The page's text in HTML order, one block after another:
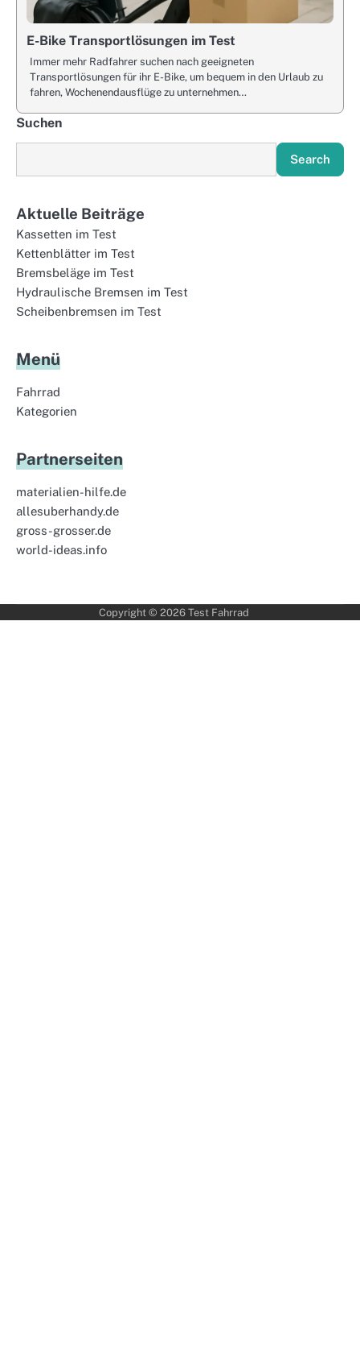
E-Bike Transportlösungen im Test
Immer mehr Radfahrer suchen nach geeigneten
Transportlösungen für ihr E-Bike, um bequem in den Urlaub zu
fahren, Wochenendausflüge zu unternehmen…
Suchen
Search
Aktuelle Beiträge
Kassetten im Test
Kettenblätter im Test
Bremsbeläge im Test
Hydraulische Bremsen im Test
Scheibenbremsen im Test
Menü
Fahrrad
Kategorien
Partnerseiten
materialien-hilfe.de
allesuberhandy.de
gross-grosser.de
world-ideas.info
Copyright © 2026 Test Fahrrad